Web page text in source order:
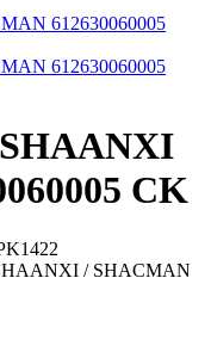
CK
/ SHACMAN